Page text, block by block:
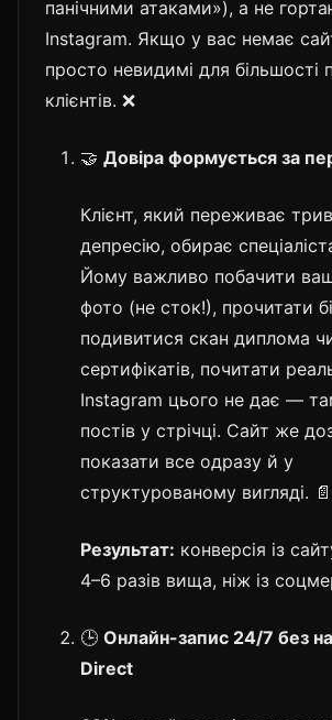
панічними атаками»), а не
Instagram. Якщо у вас немає
просто невидимі для більшості
клієнтів. ❌
🤝 Довіра формується за
Клієнт, який переживає
депресію, обирає
Йому важливо побачити
фото (не сток!), прочитати
подивитися скан диплома
сертифікатів, почитати
Instagram цього не дає —
постів у стрічці. Сайт же
показати все одразу й у
структурованому вигляді. 📄
Результат: конверсія із
4–6 разів вища, ніж із
🕒 Онлайн-запис 24/7 без
Direct